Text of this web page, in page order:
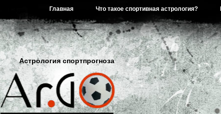
Главная Что такое спортивная астрология?
Астрология спортпрогноза